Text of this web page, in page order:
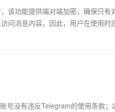
该功能提供端对端加密，确保只有
问消息内容。因此，用户在使用时
号没有违反Telegram的使用条款；